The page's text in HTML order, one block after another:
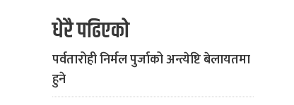
धेरै पढिएको
पर्वतारोही निर्मल पुर्जाको अन्त्येष्टि बेलायतमा
हुने